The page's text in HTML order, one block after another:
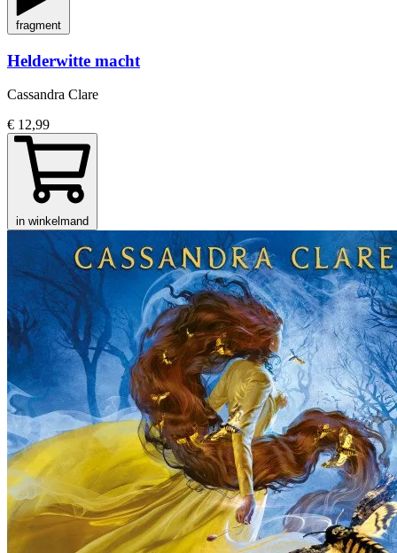
fragment
Helderwitte macht
Cassandra Clare
€ 12,99
in winkelmand